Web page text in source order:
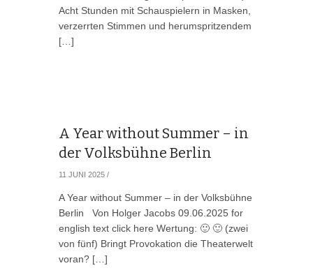
Acht Stunden mit Schauspielern in Masken,
verzerrten Stimmen und herumspritzendem
[…]
A Year without Summer – in
der Volksbühne Berlin
11 JUNI 2025 /
A Year without Summer – in der Volksbühne
Berlin Von Holger Jacobs 09.06.2025 for
english text click here Wertung: 🙂 🙂 (zwei
von fünf) Bringt Provokation die Theaterwelt
voran? […]